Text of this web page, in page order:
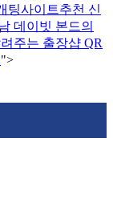
팅사이트추천 신
데이빗 본드의
주는 출장샵 QR
">